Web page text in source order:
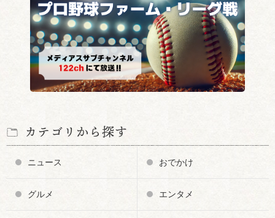
カテゴリから探す
ニュース おでかけ
グルメ エンタメ